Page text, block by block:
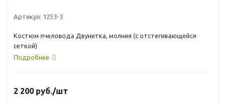
Артикул: 1253-3
Костюм пчеловода Двунитка, молния (с отстегивающейся
сеткой)
Подробнее
2 200 руб./шт